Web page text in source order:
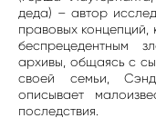
деда) – автор
правовых концепций,
беспрецедентным
архивы, общаясь с
своей семьи,
описывает
последствия.